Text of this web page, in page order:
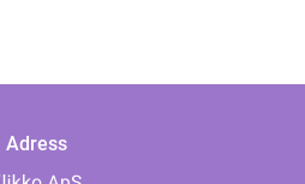
Adress